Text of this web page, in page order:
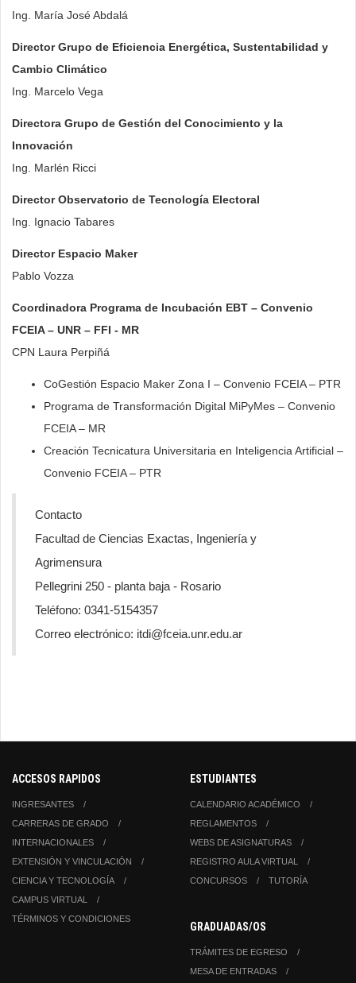
Ing. María José Abdalá
Director Grupo de Eficiencia Energética, Sustentabilidad y
Cambio Climático
Ing. Marcelo Vega
Directora Grupo de Gestión del Conocimiento y la
Innovación
Ing. Marlén Ricci
Director Observatorio de Tecnología Electoral
Ing. Ignacio Tabares
Director Espacio Maker
Pablo Vozza
Coordinadora Programa de Incubación EBT – Convenio
FCEIA – UNR – FFI - MR
CPN Laura Perpiñá
CoGestión Espacio Maker Zona I – Convenio FCEIA – PTR
Programa de Transformación Digital MiPyMes – Convenio
FCEIA – MR
Creación Tecnicatura Universitaria en Inteligencia Artificial –
Convenio FCEIA – PTR
Contacto
Facultad de Ciencias Exactas, Ingeniería y
Agrimensura
Pellegrini 250 - planta baja - Rosario
Teléfono: 0341-5154357
Correo electrónico: itdi@fceia.unr.edu.ar
ACCESOS RAPIDOS
INGRESANTES
CARRERAS DE GRADO
INTERNACIONALES
EXTENSIÓN Y VINCULACIÓN
CIENCIA Y TECNOLOGÍA
CAMPUS VIRTUAL
TÉRMINOS Y CONDICIONES
ESTUDIANTES
CALENDARIO ACADÉMICO
REGLAMENTOS
WEBS DE ASIGNATURAS
REGISTRO AULA VIRTUAL
CONCURSOS
TUTORÍA
GRADUADAS/OS
TRÁMITES DE EGRESO
MESA DE ENTRADAS